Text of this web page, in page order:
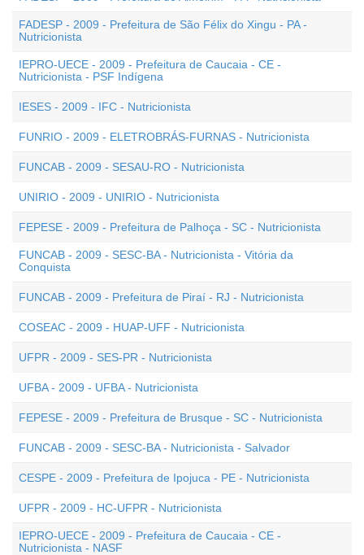
FADESP - 2009 - Prefeitura de São Félix do Xingu - PA -
Nutricionista
IEPRO-UECE - 2009 - Prefeitura de Caucaia - CE -
Nutricionista - PSF Indígena
IESES - 2009 - IFC - Nutricionista
FUNRIO - 2009 - ELETROBRÁS-FURNAS - Nutricionista
FUNCAB - 2009 - SESAU-RO - Nutricionista
UNIRIO - 2009 - UNIRIO - Nutricionista
FEPESE - 2009 - Prefeitura de Palhoça - SC - Nutricionista
FUNCAB - 2009 - SESC-BA - Nutricionista - Vitória da
Conquista
FUNCAB - 2009 - Prefeitura de Piraí - RJ - Nutricionista
COSEAC - 2009 - HUAP-UFF - Nutricionista
UFPR - 2009 - SES-PR - Nutricionista
UFBA - 2009 - UFBA - Nutricionista
FEPESE - 2009 - Prefeitura de Brusque - SC - Nutricionista
FUNCAB - 2009 - SESC-BA - Nutricionista - Salvador
CESPE - 2009 - Prefeitura de Ipojuca - PE - Nutricionista
UFPR - 2009 - HC-UFPR - Nutricionista
IEPRO-UECE - 2009 - Prefeitura de Caucaia - CE -
Nutricionista - NASF